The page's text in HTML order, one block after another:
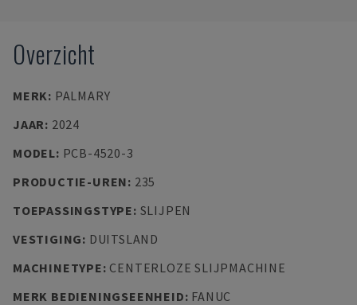
Overzicht
MERK: PALMARY
JAAR: 2024
MODEL: PCB-4520-3
PRODUCTIE-UREN: 235
TOEPASSINGSTYPE: SLIJPEN
VESTIGING: DUITSLAND
MACHINETYPE: CENTERLOZE SLIJPMACHINE
MERK BEDIENINGSEENHEID: FANUC